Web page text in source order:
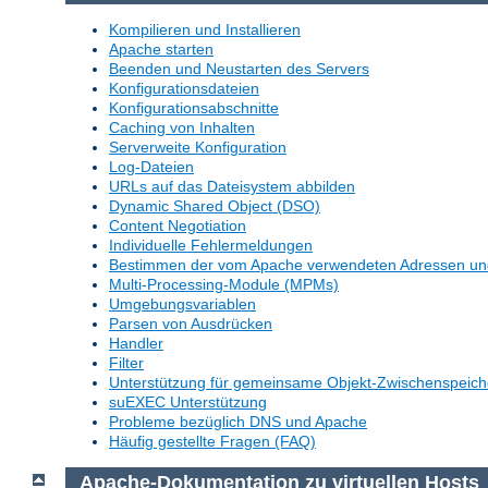
Kompilieren und Installieren
Apache starten
Beenden und Neustarten des Servers
Konfigurationsdateien
Konfigurationsabschnitte
Caching von Inhalten
Serverweite Konfiguration
Log-Dateien
URLs auf das Dateisystem abbilden
Dynamic Shared Object (DSO)
Content Negotiation
Individuelle Fehlermeldungen
Bestimmen der vom Apache verwendeten Adressen
Multi-Processing-Module (MPMs)
Umgebungsvariablen
Parsen von Ausdrücken
Handler
Filter
Unterstützung für gemeinsame Objekt-
suEXEC Unterstützung
Probleme bezüglich DNS und Apache
Häufig gestellte Fragen (FAQ)
Apache-Dokumentation zu virtuellen Hosts